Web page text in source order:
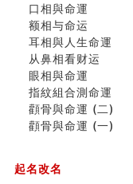
大門風水五大禁忌
出现这几种面相桃花
寓意好的五行属水
玄空本义 (一)
＂天下第一关＂的由
无名指长的人有艺
六爻測住宅風水 (三)
別再一知半解！正
姓名學特殊字畫的
口相與命運
额相与命运
耳相與人生命運
从鼻相看财运
眼相與命運
指紋組合測命運
顴骨與命運 (二)
顴骨與命運 (一)
起名改名